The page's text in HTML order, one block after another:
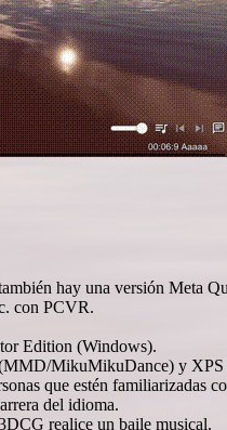
hay una versión Meta
con PCVR.
Edition (Windows).
MikuMikuDance) y
que estén familiarizadas
del idioma.
realice un baile musical.